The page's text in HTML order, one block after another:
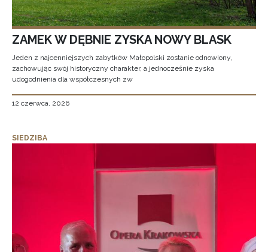
ZAMEK W DĘBNIE ZYSKA NOWY BLASK
Jeden z najcenniejszych zabytków Małopolski zostanie odnowiony,
zachowując swój historyczny charakter, a jednocześnie zyska
udogodnienia dla współczesnych zw
12 czerwca, 2026
SIEDZIBA